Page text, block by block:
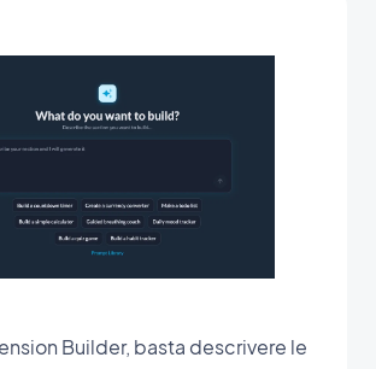
Builder, basta descrivere le